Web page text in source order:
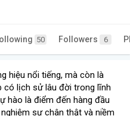
50 Followers 6
hiệu nổi tiếng, mà còn là
có lịch sử lâu đời trong lĩnh
hào là điểm đến hàng đầu
sự chân thật và niềm